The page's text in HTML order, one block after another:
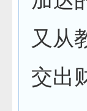
又从
交出